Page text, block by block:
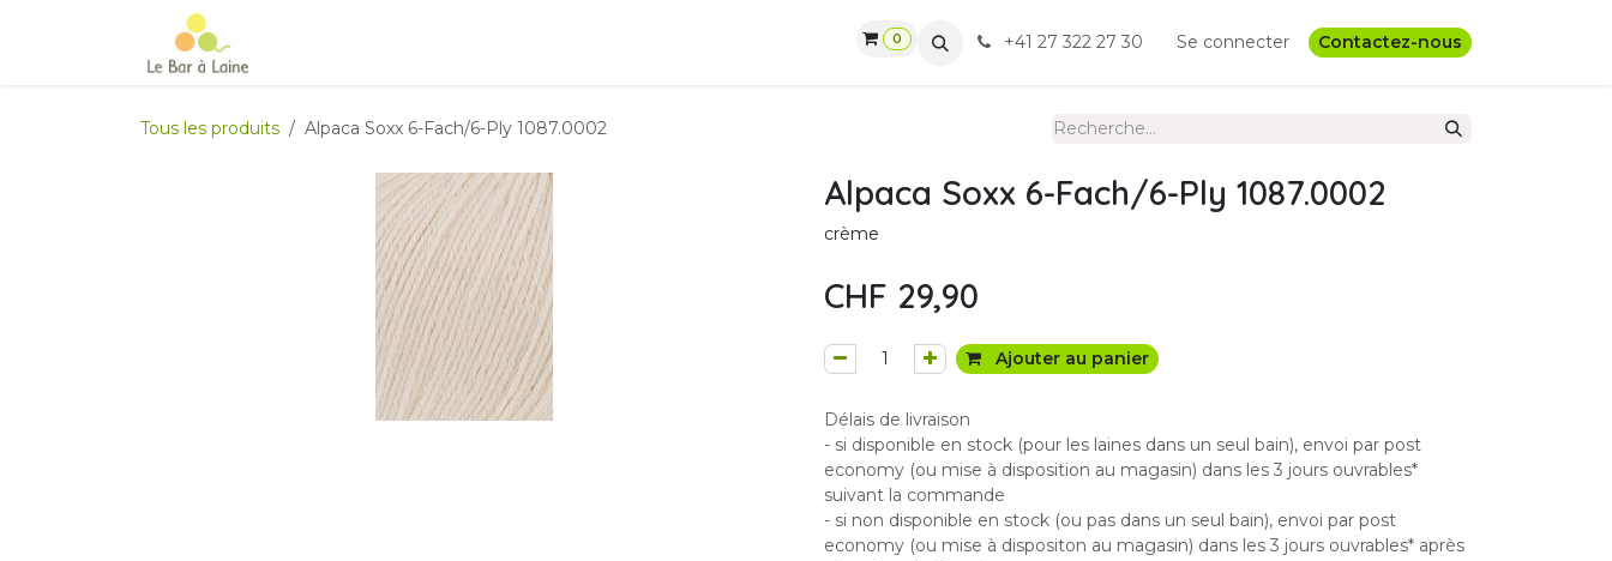
Se rendre au contenu
CGV 0 +41 27 322 27 30 Se connecter Contactez-nous
Tous les produits Alpaca Soxx 6-Fach/6-Ply 1087.0002
Alpaca Soxx 6-Fach/6-Ply 1087.0002
crème
CHF 29,90
Ajouter au panier
Délais de livraison
- si disponible en stock (pour les laines dans un seul bain), envoi par post
economy (ou mise à disposition au magasin) dans les 3 jours ouvrables*
suivant la commande
- si non disponible en stock (ou pas dans un seul bain), envoi par post
economy (ou mise à dispositon au magasin) dans les 3 jours ouvrables* après